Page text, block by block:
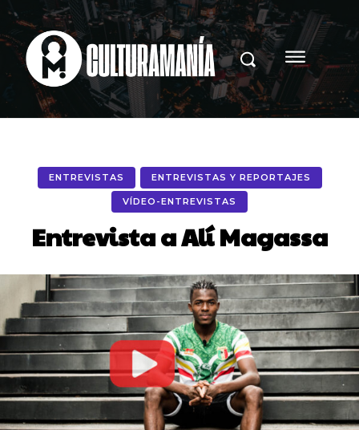
ENTREVISTAS ENTREVISTAS Y REPORTAJES
VÍDEO-ENTREVISTAS
Entrevista a Alí Magassa